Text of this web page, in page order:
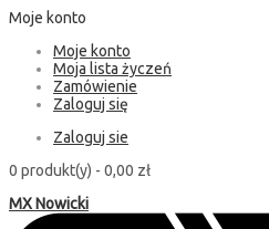
Moje konto
Moje konto
Moja lista życzeń
Zamówienie
Zaloguj się
Zaloguj sie
0 produkt(y) - 0,00 zł
MX Nowicki